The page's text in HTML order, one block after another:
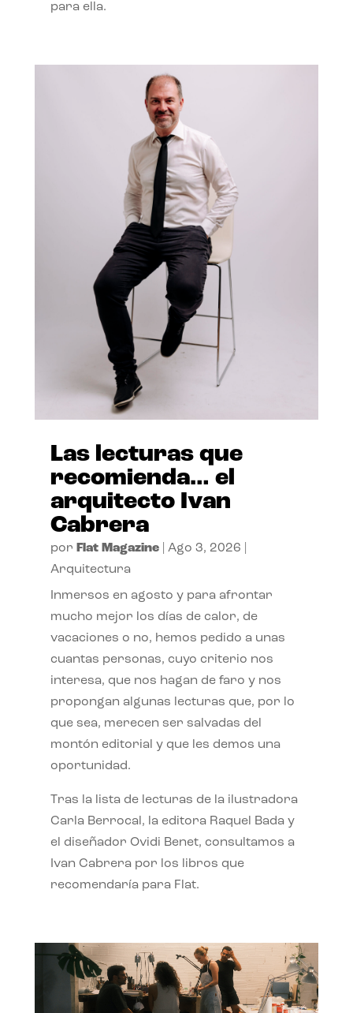
para ella.
Las lecturas que
recomienda… el
arquitecto Ivan
Cabrera
por Flat Magazine| Ago 3, 2026
Arquitectura
Inmersos en agosto y para afrontar
mucho mejor los días de calor, de
vacaciones o no, hemos pedido a unas
cuantas personas, cuyo criterio nos
interesa, que nos hagan de faro y nos
propongan algunas lecturas que, por lo
que sea, merecen ser salvadas del
montón editorial y que les demos una
oportunidad.
Tras la lista de lecturas de la ilustradora
Carla Berrocal, la editora Raquel Bada y
el diseñador Ovidi Benet, consultamos a
Ivan Cabrera por los libros que
recomendaría para Flat.